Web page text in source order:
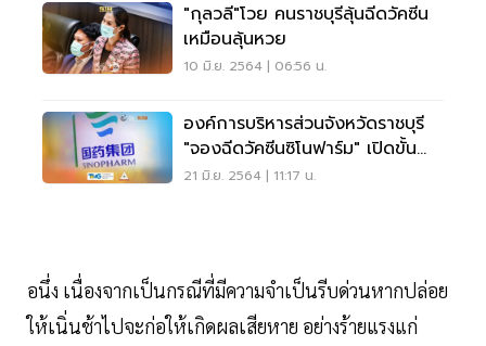
"กุลวลี"โวย คนราชบุรีลุ้นฉีดวัคซีน
เหมือนลุ้นหวย
10 มิ.ย. 2564 | 06:56 น.
องค์การบริหารส่วนจังหวัดราชบุรี
"จองฉีดวัคซีนซิโนฟาร์ม" เปิดขั้น
ตอนลงทะเบียนฉีดวัคซีนโควิด
21 มิ.ย. 2564 | 11:17 น.
อนึ่ง เนื่องจากเป็นกรณีที่มีความจําเป็นรีบด่วนหากปล่อย
ให้เนิ่นช้าไปจะก่อให้เกิดผลเสียหาย อย่างร้ายแรงแก่